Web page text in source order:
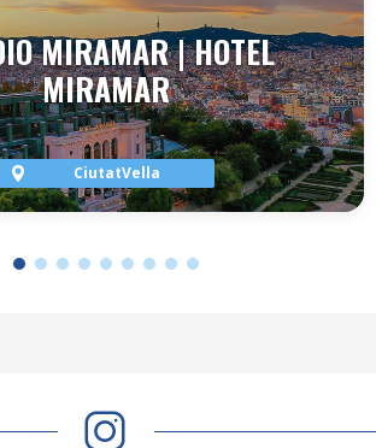
MIRAMAR | HOTEL
MIRAMAR
CiutatVella
VER TERRAZA